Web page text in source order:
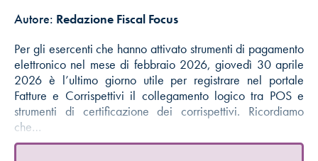
Autore: Redazione Fiscal Focus
Per gli esercenti che hanno attivato strumenti di pagamento
elettronico nel mese di febbraio 2026, giovedì 30 aprile
2026 è l’ultimo giorno utile per registrare nel portale
Fatture e Corrispettivi il collegamento logico tra POS e
strumenti di certificazione dei corrispettivi. Ricordiamo
che…